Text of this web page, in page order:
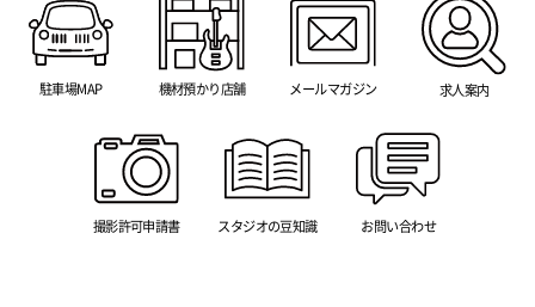
駐車場MAP 機材預かり店舗 メールマガジン 求人案内
撮影許可申請書 スタジオの豆知識 お問い合わせ